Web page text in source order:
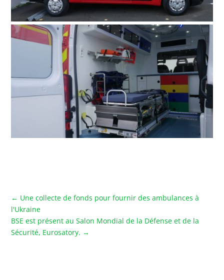
← Une collecte de fonds pour fournir des ambulances à
l'Ukraine
BSE est présent au Salon Mondial de la Défense et de la
Sécurité, Eurosatory. →